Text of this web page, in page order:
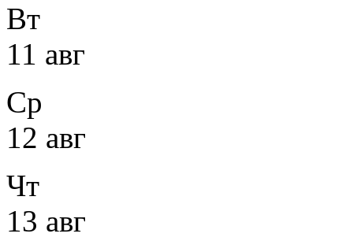
Вт
11 авг
Ср
12 авг
Чт
13 авг